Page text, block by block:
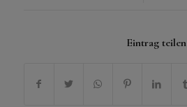
Eintrag teilen